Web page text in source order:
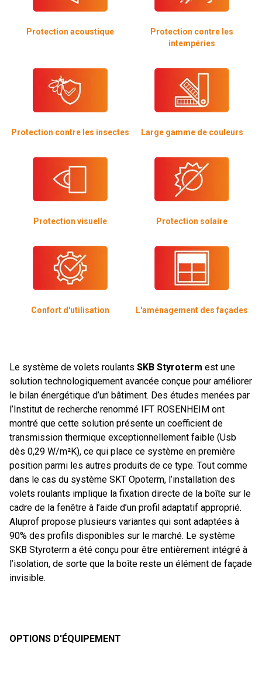
Protection acoustique
Protection contre les
intempéries
Protection contre les insectes Large gamme de couleurs
Protection visuelle Protection solaire
Confort d'utilisation L'aménagement des façades
Le système de volets roulants SKB Styroterm est une
solution technologiquement avancée conçue pour améliorer
le bilan énergétique d’un bâtiment. Des études menées par
l’Institut de recherche renommé IFT ROSENHEIM ont
montré que cette solution présente un coefficient de
transmission thermique exceptionnellement faible (Usb
dès 0,29 W/m²K), ce qui place ce système en première
position parmi les autres produits de ce type. Tout comme
dans le cas du système SKT Opoterm, l’installation des
volets roulants implique la fixation directe de la boîte sur le
cadre de la fenêtre à l’aide d’un profil adaptatif approprié.
Aluprof propose plusieurs variantes qui sont adaptées à
90% des profils disponibles sur le marché. Le système
SKB Styroterm a été conçu pour être entièrement intégré à
l’isolation, de sorte que la boîte reste un élément de façade
invisible.
OPTIONS D'ÉQUIPEMENT